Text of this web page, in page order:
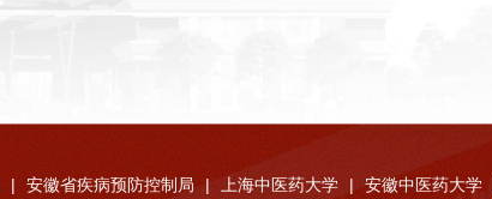
| 安徽省疾病预防控制局 | 上海中医药大学 | 安徽中医药大学